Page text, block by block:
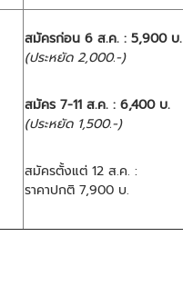
สมัครก่อน 6 ส.ค. : 5,900 บ.
(ประหยัด 2,000.-)
สมัคร 7-11 ส.ค. : 6,400 บ.
(ประหยัด 1,500.-)
สมัครตั้งแต่ 12 ส.ค. :
ราคาปกติ 7,900 บ.